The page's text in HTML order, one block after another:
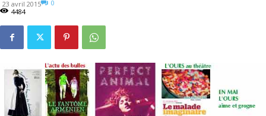
23 avril 2015
0
4484